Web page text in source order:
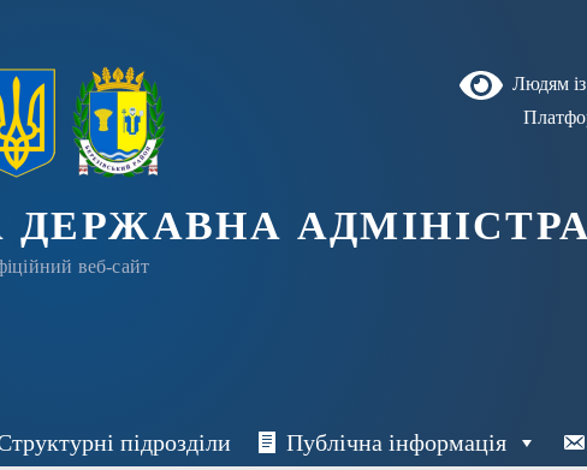
Людям
ДЕРЖАВНА
веб-сайт
підрозділи Публічна інформація